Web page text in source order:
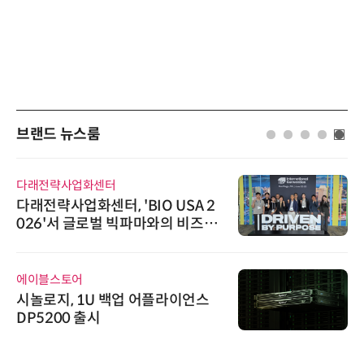
브랜드 뉴스룸
다래전략사업화센터
다래전략사업화센터, 'BIO USA 2
026'서 글로벌 빅파마와의 비즈니
에이블스토어
시놀로지, 1U 백업 어플라이언스
DP5200 출시